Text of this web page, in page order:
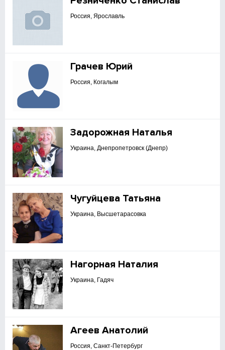
Россия, Ярославль
Грачев Юрий
Россия, Когалым
Задорожная Наталья
Украина, Днепропетровск (Днепр)
Чугуйцева Татьяна
Украина, Высшетарасовка
Нагорная Наталия
Украина, Гадяч
Агеев Анатолий
Россия, Санкт-Петербург